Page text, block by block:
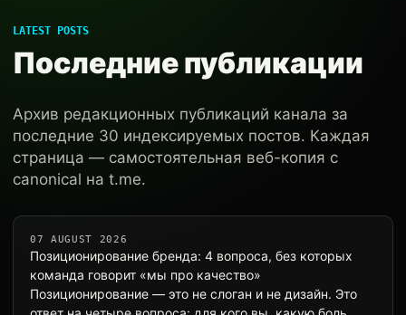
LATEST POSTS
Последние публикации
Архив редакционных публикаций канала за
последние 30 индексируемых постов. Каждая
страница — самостоятельная веб-копия с
canonical на t.me.
07 AUGUST 2026
Позиционирование бренда: 4 вопроса, без которых
команда говорит «мы про качество»
Позиционирование — это не слоган и не дизайн. Это